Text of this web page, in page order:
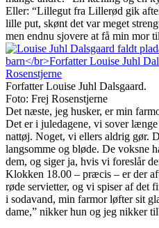
Eller: “Lillegut fra Lillerød gik
lille put, skønt det var meget
men endnu sjovere at få min mor
Forfatter Louise Juhl Dalsgaard.
Foto: Frej Rosenstjerne
Det næste, jeg husker, er min
Det er i juledagene, vi sover
nattøj. Noget, vi ellers aldrig gør.
langsomme og bløde. De voksne
dem, og siger ja, hvis vi foreslår
Klokken 18.00 – præcis – er der
røde servietter, og vi spiser af det
i sodavand, min farmor løfter sit
dame,” nikker hun og jeg nikker